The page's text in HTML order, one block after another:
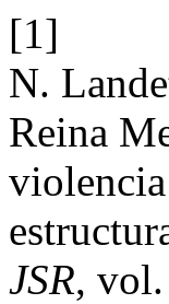
[1]
N.
Reina
JSR,